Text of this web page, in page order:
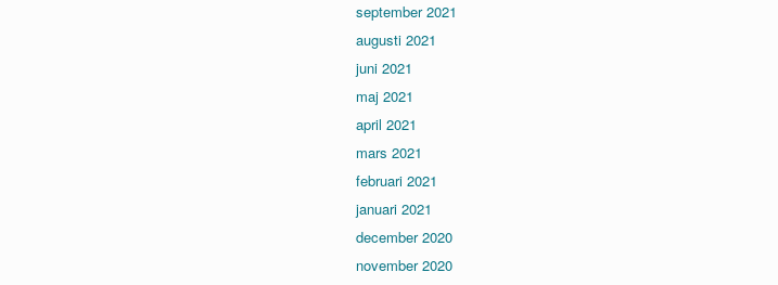
september 2021
augusti 2021
juni 2021
maj 2021
april 2021
mars 2021
februari 2021
januari 2021
december 2020
november 2020